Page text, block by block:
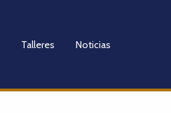
Talleres Noticias